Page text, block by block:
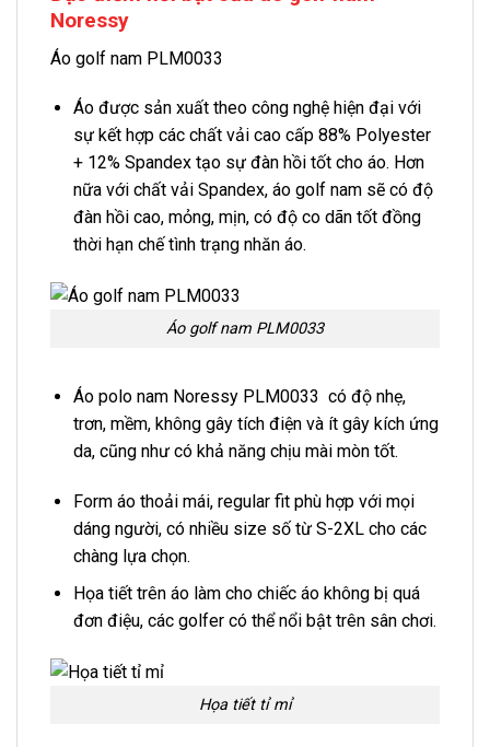
Noressy
Áo golf nam PLM0033
Áo được sản xuất theo công nghệ hiện đại với
sự kết hợp các chất vải cao cấp 88% Polyester
+ 12% Spandex tạo sự đàn hồi tốt cho áo. Hơn
nữa với chất vải Spandex, áo golf nam sẽ có độ
đàn hồi cao, mỏng, mịn, có độ co dãn tốt đồng
thời hạn chế tình trạng nhăn áo.
Áo golf nam PLM0033
Áo polo nam Noressy PLM0033 có độ nhẹ,
trơn, mềm, không gây tích điện và ít gây kích ứng
da, cũng như có khả năng chịu mài mòn tốt.
Form áo thoải mái, regular fit phù hợp với mọi
dáng người, có nhiều size số từ S-2XL cho các
chàng lựa chọn.
Họa tiết trên áo làm cho chiếc áo không bị quá
đơn điệu, các golfer có thể nổi bật trên sân chơi.
Họa tiết tỉ mỉ